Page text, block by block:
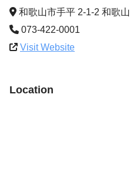
和歌山市手平 2-1-2 和歌
073-422-0001
Visit Website
Location